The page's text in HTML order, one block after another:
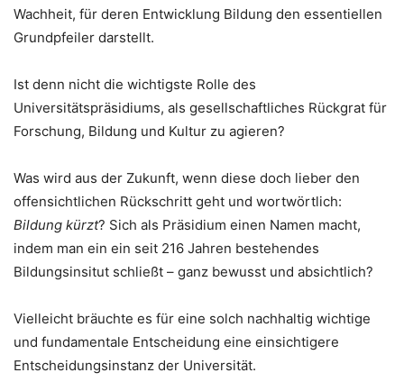
Wachheit, für deren Entwicklung Bildung den essentiellen
Grundpfeiler darstellt.
Ist denn nicht die wichtigste Rolle des
Universitätspräsidiums, als gesellschaftliches Rückgrat für
Forschung, Bildung und Kultur zu agieren?
Was wird aus der Zukunft, wenn diese doch lieber den
offensichtlichen Rückschritt geht und wortwörtlich:
Bildung kürzt? Sich als Präsidium einen Namen macht,
indem man ein ein seit 216 Jahren bestehendes
Bildungsinsitut schließt – ganz bewusst und absichtlich?
Vielleicht bräuchte es für eine solch nachhaltig wichtige
und fundamentale Entscheidung eine einsichtigere
Entscheidungsinstanz der Universität.